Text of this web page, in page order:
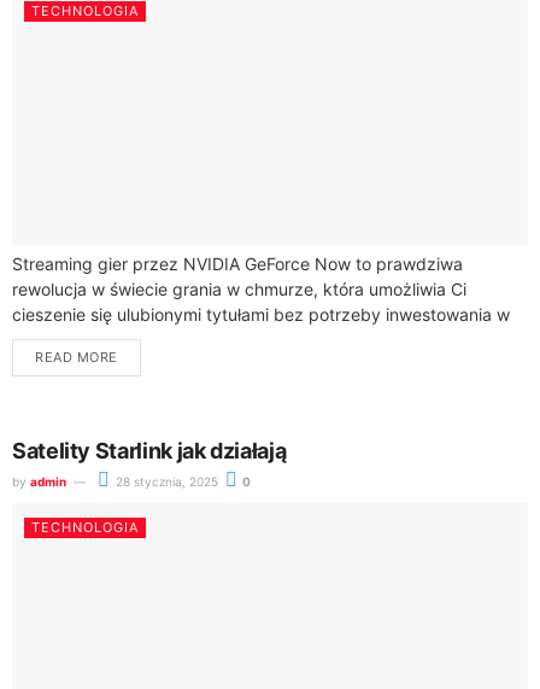
TECHNOLOGIA
Streaming gier przez NVIDIA GeForce Now to prawdziwa
rewolucja w świecie grania w chmurze, która umożliwia Ci
cieszenie się ulubionymi tytułami bez potrzeby inwestowania w
drogi sprzęt komputerowy. Dzięki potędze...
READ MORE
Satelity Starlink jak działają
by admin 28 stycznia, 2025 0
TECHNOLOGIA